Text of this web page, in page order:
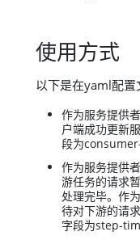
使用方式
以下是在yaml配置
作为服务提供
户端成功更新
段为
作为服务提供
游任务的请求
处理完毕。作
待对下游的请
字段为step-